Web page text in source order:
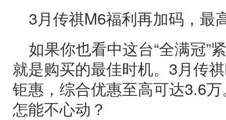
3月传祺M6福利再加码，最
如果你也看中这台“全满冠”
就是购买的最佳时机。3月传
钜惠，综合优惠至高可达3.6
怎能不心动？